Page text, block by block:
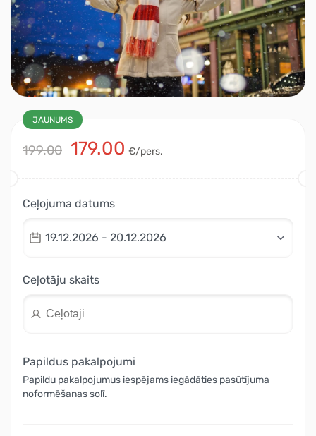
JAUNUMS
199.00 179.00 €/pers.
Ceļojuma datums
19.12.2026 - 20.12.2026
Ceļotāju skaits
Papildus pakalpojumi
Papildu pakalpojumus iespējams iegādāties pasūtījuma
noformēšanas solī.